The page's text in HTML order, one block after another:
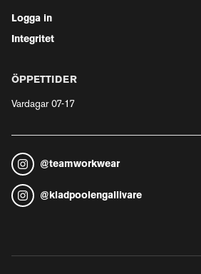
Logga in
Integritet
ÖPPETTIDER
Vardagar 07-17
@teamworkwear
@ kladpoolengallivare